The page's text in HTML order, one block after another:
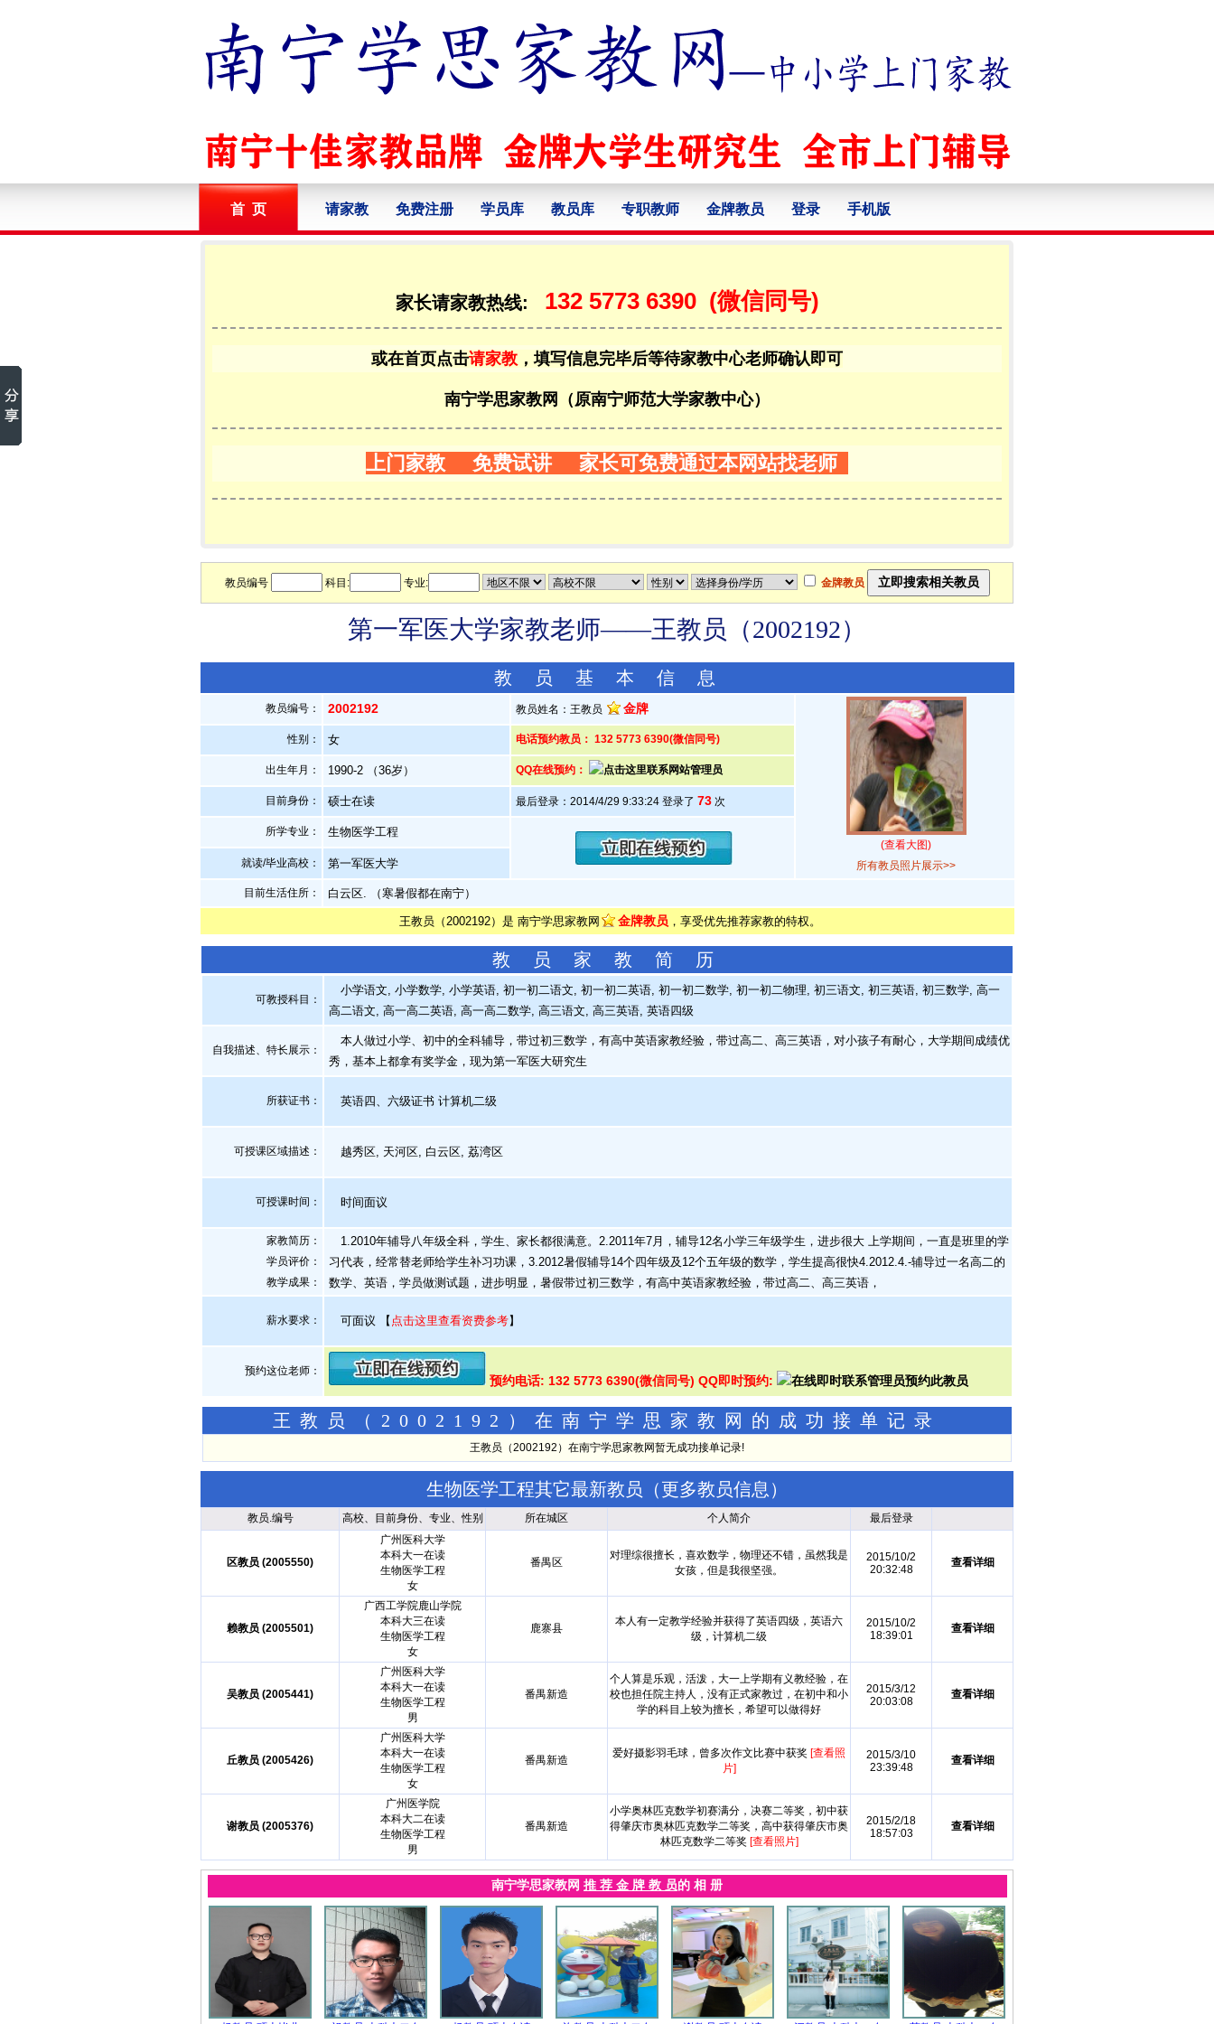
首 页 请家教 免费注册 学员库 教员库 专职教师 金牌教员 登录 手机版
家长请家教热线: 132 5773 6390(微信同号)
或在首页点击请家教 ，填写信息完毕后等待家教中心老师确认即可
南宁学思家教网（原南宁师范大学家教中心）
上门家教 免费试讲 家长可免费通过本网站找老师
教员编号 科目: 专业: 金牌教员
第一军医大学家教老师——王教员（2002192）
教 员 基 本 信 息
教员编号： 2002192 教员姓名：王教员 金牌
(查看大图)
所有教员照片展示>>
性别： 女 电话预约教员： 132 5773 6390(微信同号)
出生年月： 1990-2 （36岁） QQ在线预约：
目前身份： 硕士在读 最后登录：2014/4/29 9:33:24 登录了 73次
所学专业： 生物医学工程
就读/毕业高校： 第一军医大学
目前生活住所： 白云区. （寒暑假都在南宁）
王教员（2002192）是 南宁学思家教网 金牌教员 ，享受优先推荐家教的特权。
教 员 家 教 简 历
可教授科目：
小学语文, 小学数学, 小学英语, 初一初二语文, 初一初二英语, 初一初二数学, 初一初二物理, 初三语文, 初三英语, 初三数学, 高一
高二语文, 高一高二英语, 高一高二数学, 高三语文, 高三英语, 英语四级
自我描述、特长展示 ：
本人做过小学、初中的全科辅导，带过初三数学，有高中英语家教经验，带过高二、高三英语，对小孩子有耐心，大学期间成绩优
秀，基本上都拿有奖学金，现为第一军医大研究生
所获证书 ： 英语四、六级证书 计算机二级
可授课区域描述： 越秀区, 天河区, 白云区, 荔湾区
可授课时间： 时间面议
家教简历：
学员评价：
教学成果：
1.2010年辅导八年级全科，学生、家长都很满意。2.2011年7月，辅导12名小学三年级学生，进步很大 上学期间，一直是班里的学
习代表，经常替老师给学生补习功课，3.2012暑假辅导14个四年级及12个五年级的数学，学生提高很快4.2012.4.-辅导过一名高二的
数学、英语，学员做测试题，进步明显，暑假带过初三数学，有高中英语家教经验，带过高二、高三英语，
薪水要求： 可面议 【 点击这里查看资费参考】
预约这位老师：
预约电话: 132 5773 6390(微信同号) QQ即时预约:
王教员（2002192）在南宁学思家教网的成功接单记录
王教员（2002192）在南宁学思家教网暂无成功接单记录!
生物医学工程其它最新教员（更多教员信息 ）
教员.编号 高校、目前身份、专业、性别 所在城区 个人简介 最后登录
区教员 (2005550)
广州医科大学
本科大一在读
生物医学工程
女
番禺区
对理综很擅长，喜欢数学，物理还不错，虽然我是
女孩，但是我很坚强。
2015/10/2
20:32:48
查看详细
赖教员 (2005501)
广西工学院鹿山学院
本科大三在读
生物医学工程
女
鹿寨县
本人有一定教学经验并获得了英语四级，英语六
级，计算机二级
2015/10/2
18:39:01
查看详细
吴教员 (2005441)
广州医科大学
本科大一在读
生物医学工程
男
番禺新造
个人算是乐观，活泼，大一上学期有义教经验，在
校也担任院主持人，没有正式家教过，在初中和小
学的科目上较为擅长，希望可以做得好
2015/3/12
20:03:08
查看详细
丘教员 (2005426)
广州医科大学
本科大一在读
生物医学工程
女
番禺新造
爱好摄影羽毛球，曾多次作文比赛中获奖 [查看照
片]
2015/3/10
23:39:48
查看详细
谢教员 (2005376)
广州医学院
本科大二在读
生物医学工程
男
番禺新造
小学奥林匹克数学初赛满分，决赛二等奖，初中获
得肇庆市奥林匹克数学二等奖，高中获得肇庆市奥
林匹克数学二等奖 [查看照片]
2015/2/18
18:57:03
查看详细
南宁学思家教网 推 荐 金 牌 教 员的 相 册